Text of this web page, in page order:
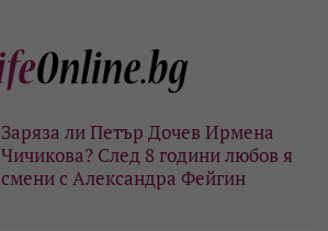
Заряза ли Петър Дочев Ирмена
Чичикова? След 8 години любов я
смени с Александра Фейгин